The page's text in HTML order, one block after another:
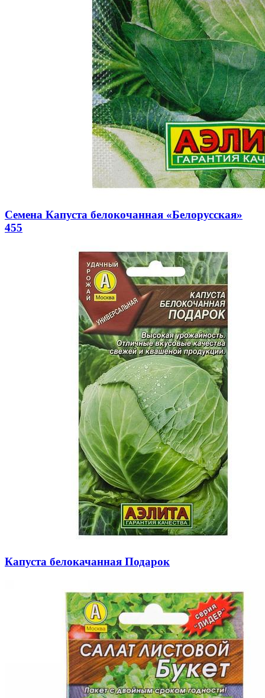
Семена Капуста белокочанная «Белорусская»
455
Капуста белокачанная Подарок